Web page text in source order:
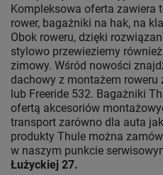
Kompleksowa oferta zawiera
rower, bagażniki na hak, na
Obok roweru, dzięki
stylowo przewieziemy
zimowy. Wśród nowości
dachowy z montażem roweru
lub Freeride 532. Bagażniki
ofertą akcesoriów
transport zarówno dla auta
produkty Thule można
w naszym punkcie
Łużyckiej 27.